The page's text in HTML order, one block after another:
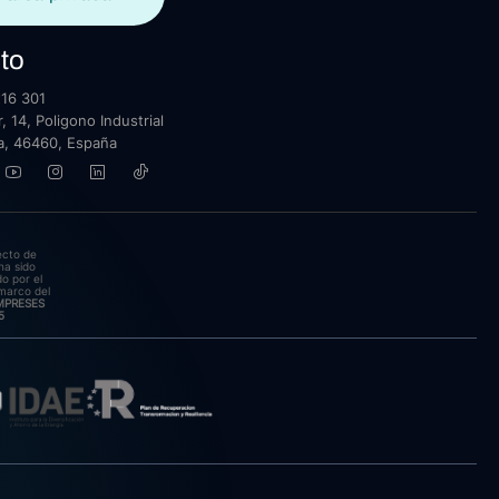
301
14, Poligono Industrial
46460, España
de
sido
por el
del